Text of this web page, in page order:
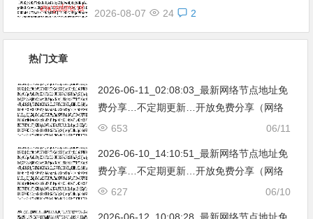
2026-08-07 24 2
热门文章
2026-06-11_02:08:03_最新网络节点地址免
费分享…不定期更新…开放免费分享（网络
免费节点香港|日本|韩国|新加坡|台湾|马来西
06/11
653
2026-06-10_14:10:51_最新网络节点地址免
费分享…不定期更新…开放免费分享（网络
免费节点香港|日本|韩国|新加坡|台湾|马来西
06/10
627
2026-06-12_10:08:28_最新网络节点地址免